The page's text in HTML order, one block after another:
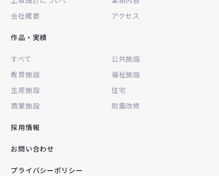
会社概要
アクセス
作品・実績
すべて
公共施設
教育施設
福祉施設
生産施設
住宅
商業施設
耐震改修
採用情報
お問い合わせ
プライバシーポリシー